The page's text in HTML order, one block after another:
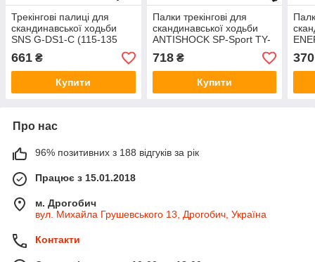
Трекінгові палиці для
скандинавської ходьби
SNS G-DS1-С (115-135
661 ₴
Купити
Палки трекінгові для
скандинавської ходьби
ANTISHOCK SP-Sport TY-
7164 2 шт. 65-135 см синя
718₴
Купити
370
Про нас
96% позитивних з 188 відгуків за рік
Працює з 15.01.2018
м. Дрогобич
вул. Михайла Грушевського 13, Дрогобич, Україна
Контакти